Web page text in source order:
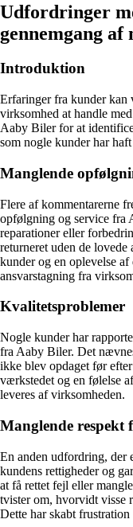
Udfordringer
gennemgang af
Introduktion
Erfaringer fra kunder kan
virksomhed at handle
Aaby Biler for at
som nogle kunder har
Manglende
Flere af kommentarerne
opfølgning og service fra
reparationer eller
returneret uden de
kunder og en oplevelse
ansvarstagning fra
Kvalitetsproblemer
Nogle kunder har
fra Aaby Biler. Det
ikke blev opdaget før
værkstedet og en følelse
leveres af virksomheden.
Manglende respekt
En anden udfordring, der
kundens rettigheder og
at få rettet fejl eller
tvister om, hvorvidt visse
Dette har skabt